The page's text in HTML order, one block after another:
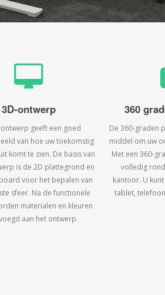
3D-ontwerp
geeft een goed
van hoe uw toekomstig
komt te zien. De basis van
is de 2D plattegrond en
voor het bepalen van
sfeer. Na de functionele
materialen en kleuren
aan het ontwerp.
360
De 360-graden
middel om uw
Met een 360-
volledig
kantoor. U
tablet,